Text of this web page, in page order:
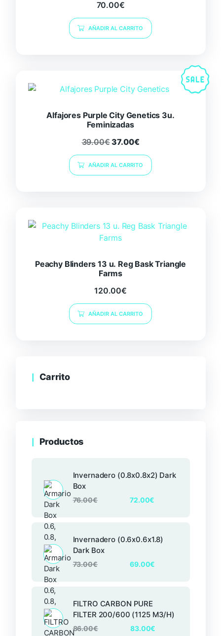
70.00€
AÑADIR AL CARRITO
Alfajores Purple City Genetics 3u.
Feminizadas
39.00€ 37.00€
AÑADIR AL CARRITO
Peachy Blinders 13 u. Reg Bask Triangle
Farms
120.00€
AÑADIR AL CARRITO
Carrito
Productos
Invernadero (0.8x0.8x2) Dark
Box
76.00€ 72.00€
Invernadero (0.6x0.6x1.8)
Dark Box
73.00€ 69.00€
FILTRO CARBON PURE
FILTER 200/600 (1125 M3/H)
86.00€ 83.00€